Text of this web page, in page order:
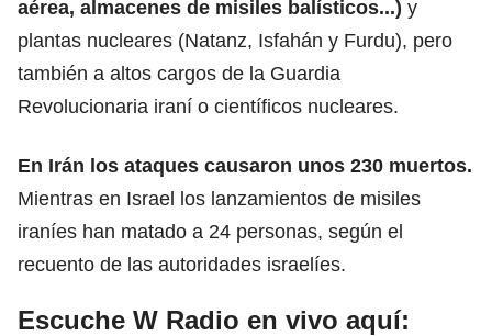
aérea, almacenes de misiles balísticos...) y
plantas nucleares (Natanz, Isfahán y Furdu), pero
también a altos cargos de la Guardia
Revolucionaria iraní o científicos nucleares.
En Irán los ataques causaron unos 230 muertos.
Mientras en Israel los lanzamientos de misiles
iraníes han matado a 24 personas, según el
recuento de las autoridades israelíes.
Escuche W Radio en vivo aquí: